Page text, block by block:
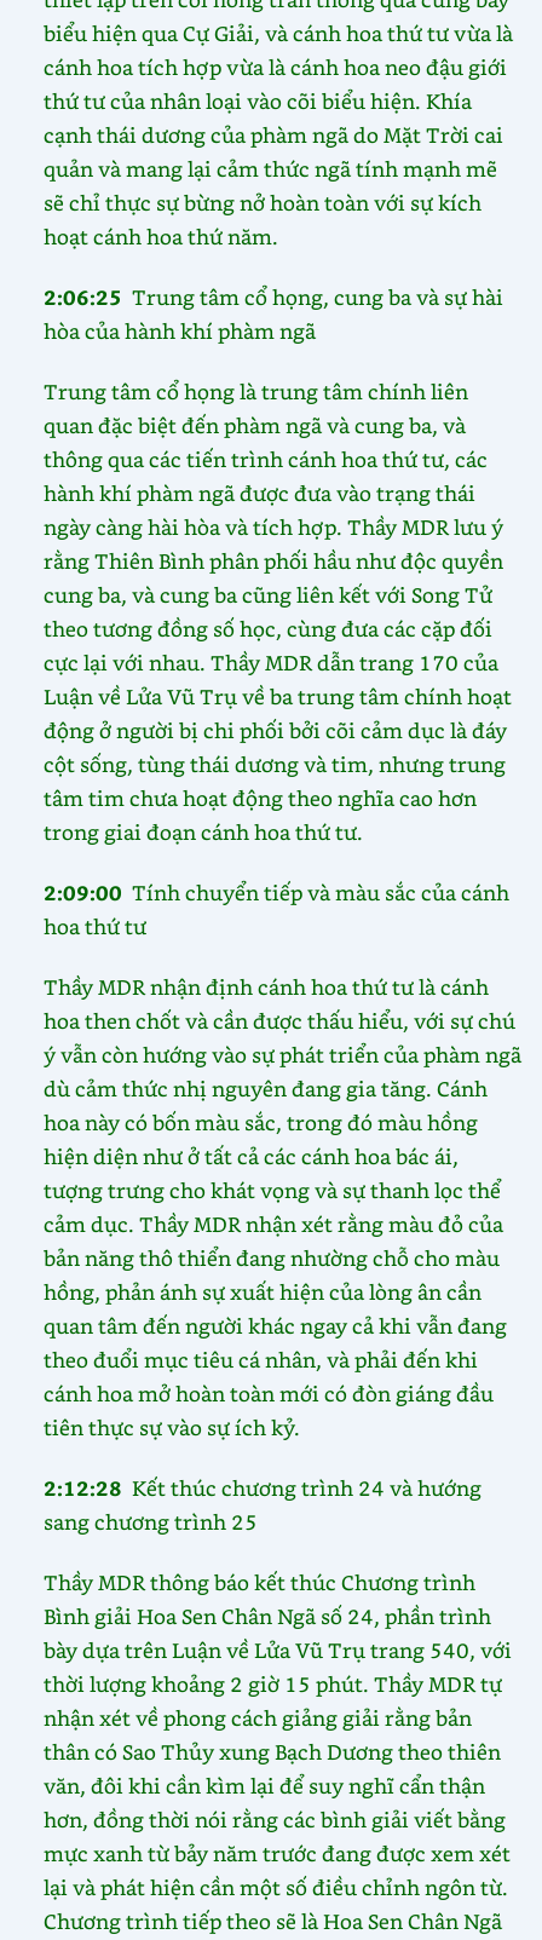
biểu hiện qua Cự Giải, và cánh hoa thứ tư vừa là
cánh hoa tích hợp vừa là cánh hoa neo đậu giới
thứ tư của nhân loại vào cõi biểu hiện. Khía
cạnh thái dương của phàm ngã do Mặt Trời cai
quản và mang lại cảm thức ngã tính mạnh mẽ
sẽ chỉ thực sự bừng nở hoàn toàn với sự kích
hoạt cánh hoa thứ năm.
2:06:25Trung tâm cổ họng, cung ba và sự hài
hòa của hành khí phàm ngã
Trung tâm cổ họng là trung tâm chính liên
quan đặc biệt đến phàm ngã và cung ba, và
thông qua các tiến trình cánh hoa thứ tư, các
hành khí phàm ngã được đưa vào trạng thái
ngày càng hài hòa và tích hợp. Thầy MDR lưu ý
rằng Thiên Bình phân phối hầu như độc quyền
cung ba, và cung ba cũng liên kết với Song Tử
theo tương đồng số học, cùng đưa các cặp đối
cực lại với nhau. Thầy MDR dẫn trang 170 của
Luận về Lửa Vũ Trụ về ba trung tâm chính hoạt
động ở người bị chi phối bởi cõi cảm dục là đáy
cột sống, tùng thái dương và tim, nhưng trung
tâm tim chưa hoạt động theo nghĩa cao hơn
trong giai đoạn cánh hoa thứ tư.
2:09:00Tính chuyển tiếp và màu sắc của cánh
hoa thứ tư
Thầy MDR nhận định cánh hoa thứ tư là cánh
hoa then chốt và cần được thấu hiểu, với sự chú
ý vẫn còn hướng vào sự phát triển của phàm ngã
dù cảm thức nhị nguyên đang gia tăng. Cánh
hoa này có bốn màu sắc, trong đó màu hồng
hiện diện như ở tất cả các cánh hoa bác ái,
tượng trưng cho khát vọng và sự thanh lọc thể
cảm dục. Thầy MDR nhận xét rằng màu đỏ của
bản năng thô thiển đang nhường chỗ cho màu
hồng, phản ánh sự xuất hiện của lòng ân cần
quan tâm đến người khác ngay cả khi vẫn đang
theo đuổi mục tiêu cá nhân, và phải đến khi
cánh hoa mở hoàn toàn mới có đòn giáng đầu
tiên thực sự vào sự ích kỷ.
2:12:28Kết thúc chương trình 24 và hướng
sang chương trình 25
Thầy MDR thông báo kết thúc Chương trình
Bình giải Hoa Sen Chân Ngã số 24, phần trình
bày dựa trên Luận về Lửa Vũ Trụ trang 540, với
thời lượng khoảng 2 giờ 15 phút. Thầy MDR tự
nhận xét về phong cách giảng giải rằng bản
thân có Sao Thủy xung Bạch Dương theo thiên
văn, đôi khi cần kìm lại để suy nghĩ cẩn thận
hơn, đồng thời nói rằng các bình giải viết bằng
mực xanh từ bảy năm trước đang được xem xét
lại và phát hiện cần một số điều chỉnh ngôn từ.
Chương trình tiếp theo sẽ là Hoa Sen Chân Ngã